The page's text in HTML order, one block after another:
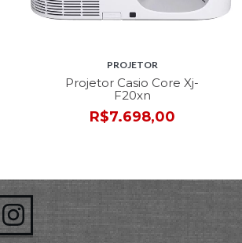
PROJETOR
Projetor Casio Core Xj-
F20xn
R$7.698,00